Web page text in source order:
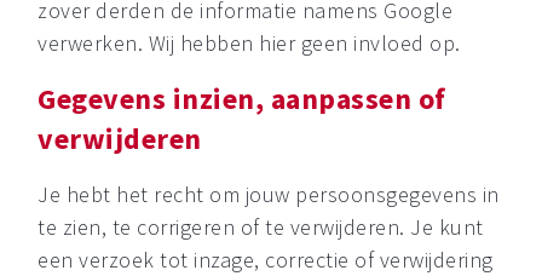
zover derden de informatie namens Google
verwerken. Wij hebben hier geen invloed op.
Gegevens inzien, aanpassen of
verwijderen
Je hebt het recht om jouw persoonsgegevens in
te zien, te corrigeren of te verwijderen. Je kunt
een verzoek tot inzage, correctie of verwijdering